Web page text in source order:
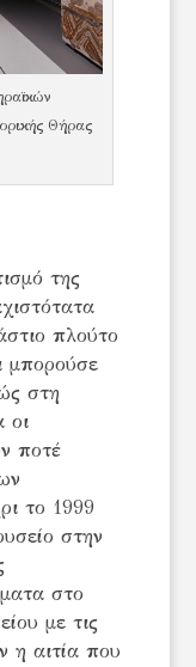
Θήρας
της
πλούτο
μπορούσε
στη
οι
ποτέ
το 1999
στην
στο
με τις
η αιτία που